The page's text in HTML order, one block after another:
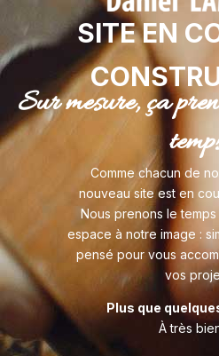
SITE EN
Sur mesure, ça
Comme chacun de
nouveau site est en
Nous prenons le
espace à notre image :
pensé pour vous
vos
Plus que
À très